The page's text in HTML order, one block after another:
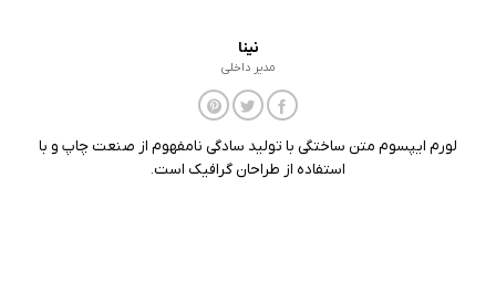
نینا
مدیر داخلی
لورم ایپسوم متن ساختگی با تولید سادگی نامفهوم از صنعت چاپ و با
استفاده از طراحان گرافیک است.